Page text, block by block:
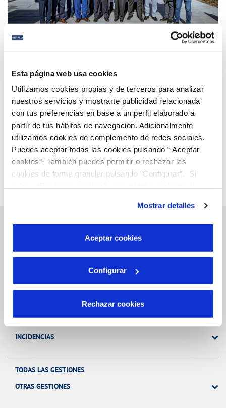
Esta página web usa cookies
Utilizamos cookies propias y de terceros para analizar
nuestros servicios y mostrarte publicidad relacionada
con tus preferencias en base a un perfil elaborado a
partir de tus hábitos de navegación. Adicionalmente
utilizamos cookies de complemento de redes sociales.
Puedes aceptar todas las cookies pulsando “ Aceptar
cookies”· También puedes permitir o rechazar las
cookies de forma granular pulsando “Configurar”. Si
son indispensables para que el sitio web funcione y que
por tanto no se pueden desactivar. Puedes consultar
más información en nuestraPolítica de Cookies
Mostrar detalles
Aceptar cookies
Configurar
Rechazar cookies
Hidralia participa en la exposición divulgativa
Página 5 de 112
Anterior Siguiente
Gestiones Online
FACTURAS, PAGOS Y CONSUMOS
MODIFICACIÓN DE DATOS
INCIDENCIAS
TODAS LAS GESTIONES
OTRAS GESTIONES